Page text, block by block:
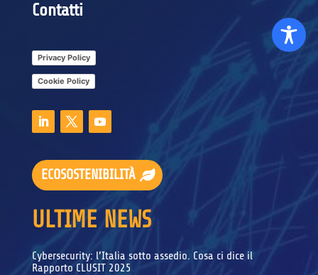
Contatti
Privacy Policy
Cookie Policy
ECOSOSTENIBILITÀ
ULTIME NEWS
Cybersecurity: l’Italia sotto assedio. Cosa ci dice il
Rapporto CLUSIT 2025